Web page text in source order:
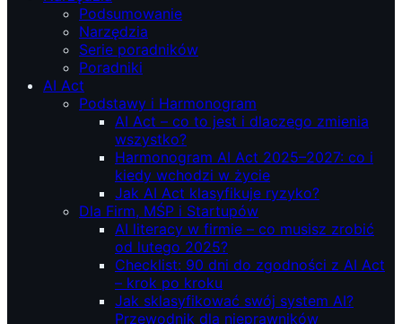
Podsumowanie
Narzędzia
Serie poradników
Poradniki
AI Act
Podstawy i Harmonogram
AI Act – co to jest i dlaczego zmienia
wszystko?
Harmonogram AI Act 2025–2027: co i
kiedy wchodzi w życie
Jak AI Act klasyfikuje ryzyko?
Dla Firm, MŚP i Startupów
AI literacy w firmie – co musisz zrobić
od lutego 2025?
Checklist: 90 dni do zgodności z AI Act
– krok po kroku
Jak sklasyfikować swój system AI?
Przewodnik dla nieprawników